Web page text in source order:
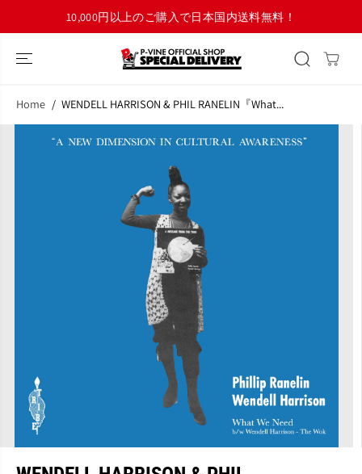
コンテンツにス
キップ10,000円以上のご購入で日本国内送料無料！
Home WENDELL HARRISON & PHIL RANELIN『What...
商品情報へスキ
ップ